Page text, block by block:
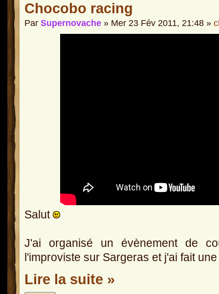
Chocobo racing
Par Supernovache » Mer 23 Fév 2011, 21:48 »
Salut
J'ai organisé un évènement de
l'improviste sur Sargeras et j'ai fait
Lire la suite »